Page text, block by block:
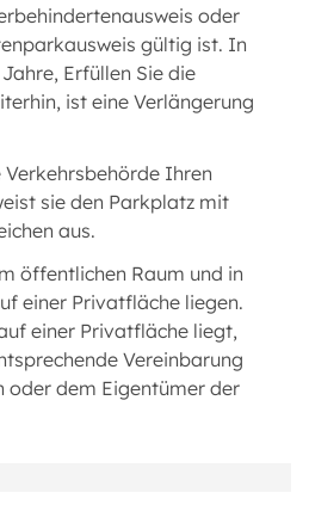
oder
gültig ist. In
Erfüllen Sie die
ist eine Verlängerung
Ihren
sie den Parkplatz mit
aus.
öffentlichen Raum und in
einer Privatfläche liegen.
einer Privatfläche liegt,
Vereinbarung
oder dem Eigentümer der